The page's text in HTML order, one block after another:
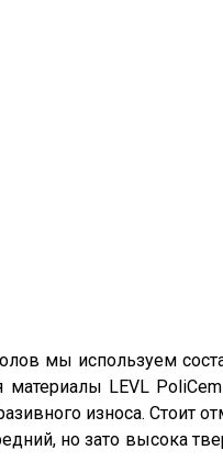
мы используем
материалы LEVL
износа. Стоит
но зато высока